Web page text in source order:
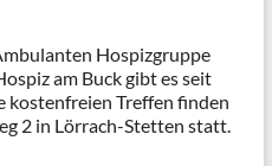
Hospizgruppe
am Buck gibt es seit
kostenfreien Treffen finden
2 in Lörrach-Stetten statt.